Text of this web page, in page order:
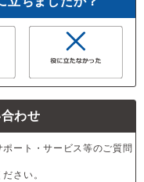
わせ
ート・サービス等のご質問
さい。